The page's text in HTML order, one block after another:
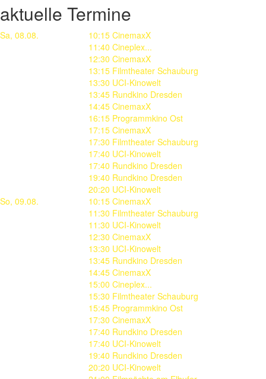
aktuelle Termine
Sa, 08.08.
10:15 CinemaxX
11:40 Cineplex...
12:30 CinemaxX
13:15 Filmtheater Schauburg
13:30 UCI-Kinowelt
13:45 Rundkino Dresden
14:45 CinemaxX
16:15 Programmkino Ost
17:15 CinemaxX
17:30 Filmtheater Schauburg
17:40 UCI-Kinowelt
17:40 Rundkino Dresden
19:40 Rundkino Dresden
20:20 UCI-Kinowelt
So, 09.08.
10:15 CinemaxX
11:30 Filmtheater Schauburg
11:30 UCI-Kinowelt
12:30 CinemaxX
13:30 UCI-Kinowelt
13:45 Rundkino Dresden
14:45 CinemaxX
15:00 Cineplex...
15:30 Filmtheater Schauburg
15:45 Programmkino Ost
17:30 CinemaxX
17:40 Rundkino Dresden
17:40 UCI-Kinowelt
19:40 Rundkino Dresden
20:20 UCI-Kinowelt